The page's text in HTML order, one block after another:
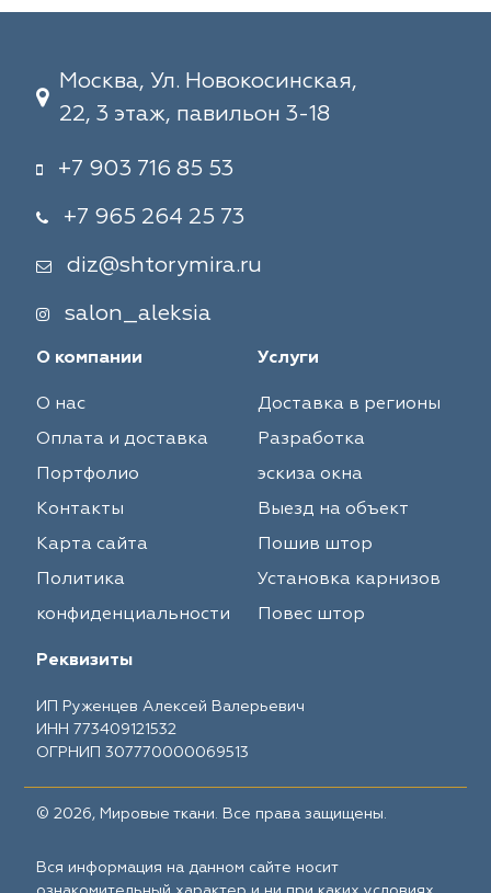
Москва, Ул. Новокосинская,
22, 3 этаж, павильон 3-18
+7 903 716 85 53
+7 965 264 25 73
diz@shtorymira.ru
salon_aleksia
О компании
О нас
Оплата и доставка
Портфолио
Контакты
Карта сайта
Политика
конфиденциальности
Услуги
Доставка в регионы
Разработка
эскиза окна
Выезд на объект
Пошив штор
Установка карнизов
Повес штор
Реквизиты
ИП Руженцев Алексей Валерьевич
ИНН 773409121532
ОГРНИП 307770000069513
© 2026, Мировые ткани. Все права защищены.
Вся информация на данном сайте носит